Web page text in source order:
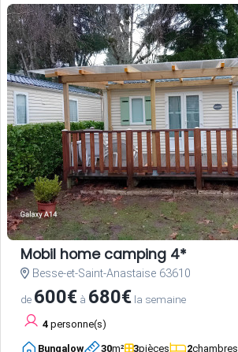
Mobil home camping 4*
Besse-et-Saint-Anastaise 63610
de 600€ à 680€ la semaine
4 personne(s)
Bungalow 30m² 3pièces 2chambres